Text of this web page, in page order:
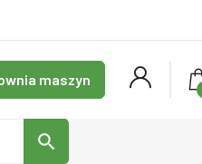
maszyn
search